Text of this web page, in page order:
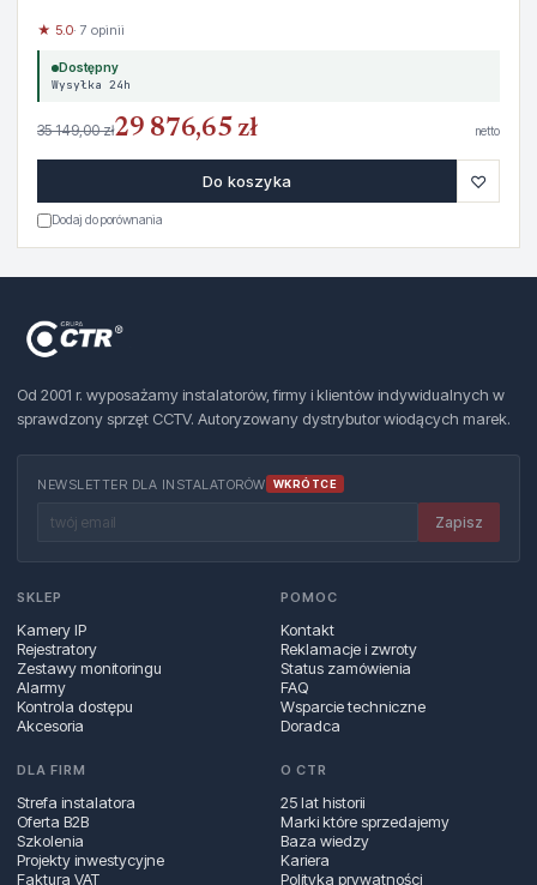
★ 5.0· 7 opinii
Dostępny
Wysyłka 24h
35 149,00 zł29 876,65 zł netto
Do koszyka ♡
Dodaj do porównania
Od 2001 r. wyposażamy instalatorów, firmy i klientów indywidualnych w
sprawdzony sprzęt CCTV. Autoryzowany dystrybutor wiodących marek.
NEWSLETTER DLA INSTALATORÓW WKRÓTCE
Zapisz
SKLEP
Kamery IP
Rejestratory
Zestawy monitoringu
Alarmy
Kontrola dostępu
Akcesoria
POMOC
Kontakt
Reklamacje i zwroty
Status zamówienia
FAQ
Wsparcie techniczne
Doradca
DLA FIRM
Strefa instalatora
Oferta B2B
Szkolenia
Projekty inwestycyjne
Faktura VAT
O CTR
25 lat historii
Marki które sprzedajemy
Baza wiedzy
Kariera
Polityka prywatności